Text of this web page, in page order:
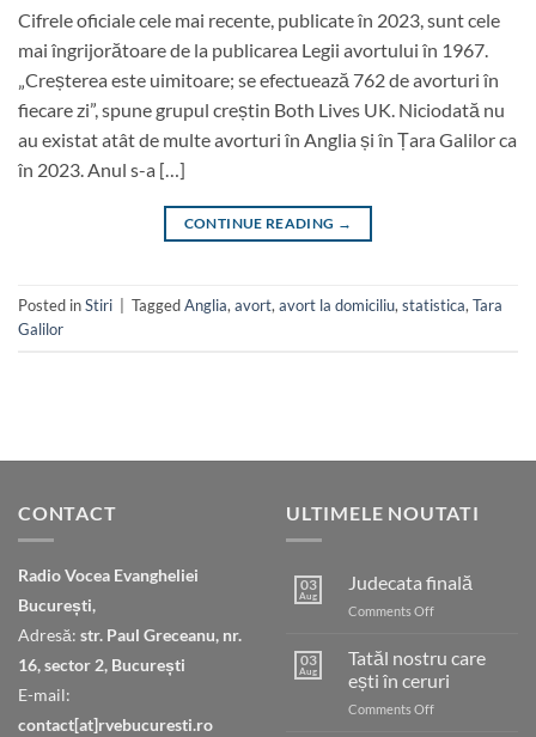
Cifrele oficiale cele mai recente, publicate în 2023, sunt cele
mai îngrijorătoare de la publicarea Legii avortului în 1967.
„Creșterea este uimitoare; se efectuează 762 de avorturi în
fiecare zi”, spune grupul creștin Both Lives UK. Niciodată nu
au existat atât de multe avorturi în Anglia și în Țara Galilor ca
în 2023. Anul s-a […]
CONTINUE READING →
Posted inStiri TaggedAnglia, avort, avort la domiciliu, statistica, Tara
Galilor
CONTACT
Radio Vocea Evangheliei
București,
Adresă: str. Paul Greceanu, nr.
16, sector 2, București
E-mail:
contact[at]rvebucuresti.ro
ULTIMELE NOUTATI
03
Aug
Judecata finală
Comments Offon
03
Aug
Tatăl nostru care
ești în ceruri
Comments Offon